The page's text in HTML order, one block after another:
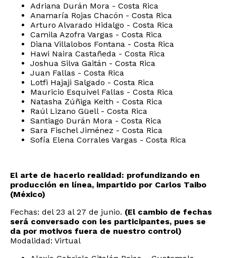
Adriana Durán Mora - Costa Rica
Anamaría Rojas Chacón - Costa Rica
Arturo Alvarado Hidalgo - Costa Rica
Camila Azofra Vargas - Costa Rica
Diana Villalobos Fontana - Costa Rica
Hawi Naira Castañeda - Costa Rica
Joshua Silva Gaitán - Costa Rica
Juan Fallas - Costa Rica
Lotfi Hajaji Salgado - Costa Rica
Mauricio Esquivel Fallas - Costa Rica
Natasha Zúñiga Keith - Costa Rica
Raúl Lizano Güell - Costa Rica
Santiago Durán Mora - Costa Rica
Sara Fischel Jiménez - Costa Rica
Sofía Elena Corrales Vargas - Costa Rica
El arte de hacerlo realidad: profundizando en
producción en línea, impartido por Carlos Taibo
(México)
Fechas: del 23 al 27 de junio. (El cambio de fechas
será conversado con les participantes, pues se
da por motivos fuera de nuestro control)
Modalidad: Virtual